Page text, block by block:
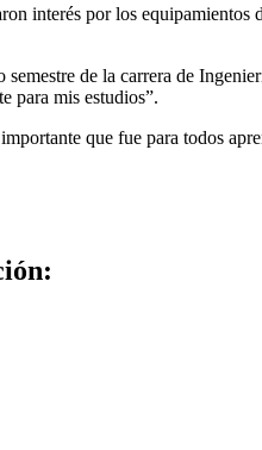
interés por los equipamientos
semestre de la carrera de
para mis estudios”.
que fue para todos